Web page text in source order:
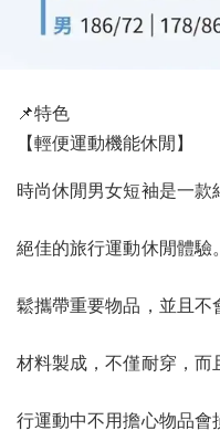
📌特色
【輕便運動機能休閒】
時尚休閒男女短袖是一
絕佳的旅行運動休閒體
鬆攜帶重要物品，並且
材料製成，不僅耐穿，
行運動中不用擔心物品